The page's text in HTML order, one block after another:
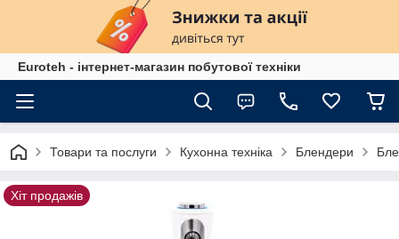
Euroteh - інтернет-магазин побутової техніки
Товари та послуги Кухонна техніка Блендери
Хіт продажів